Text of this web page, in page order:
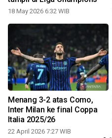
18 May 2026 6:32 WIB
Menang 3-2 atas Como,
Inter Milan ke final Coppa
Italia 2025/26
22 April 2026 7:27 WIB